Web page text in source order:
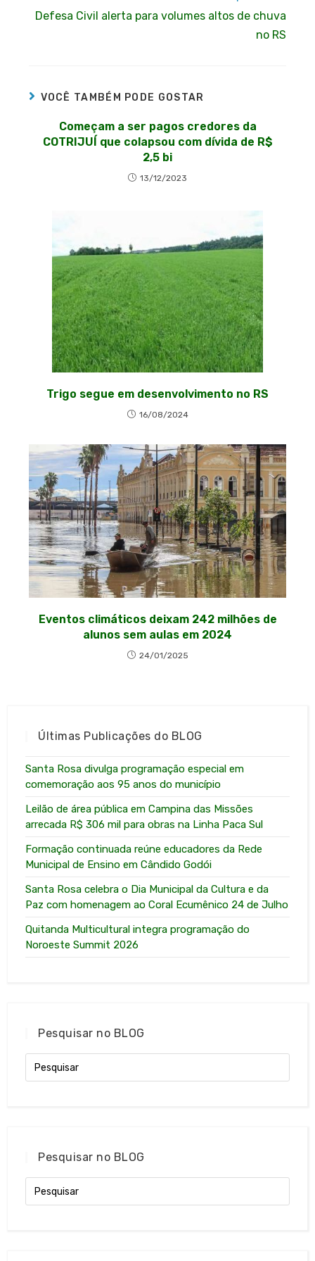
Defesa Civil alerta para volumes altos de chuva
no RS
VOCÊ TAMBÉM PODE GOSTAR
Começam a ser pagos credores da
COTRIJUÍ que colapsou com dívida de R$
2,5 bi
13/12/2023
Trigo segue em desenvolvimento no RS
16/08/2024
Eventos climáticos deixam 242 milhões de
alunos sem aulas em 2024
24/01/2025
Últimas Publicações do BLOG
Santa Rosa divulga programação especial em
comemoração aos 95 anos do município
Leilão de área pública em Campina das Missões
arrecada R$ 306 mil para obras na Linha Paca Sul
Formação continuada reúne educadores da Rede
Municipal de Ensino em Cândido Godói
Santa Rosa celebra o Dia Municipal da Cultura e da
Paz com homenagem ao Coral Ecumênico 24 de Julho
Quitanda Multicultural integra programação do
Noroeste Summit 2026
Pesquisar no BLOG
Pesquisar no BLOG